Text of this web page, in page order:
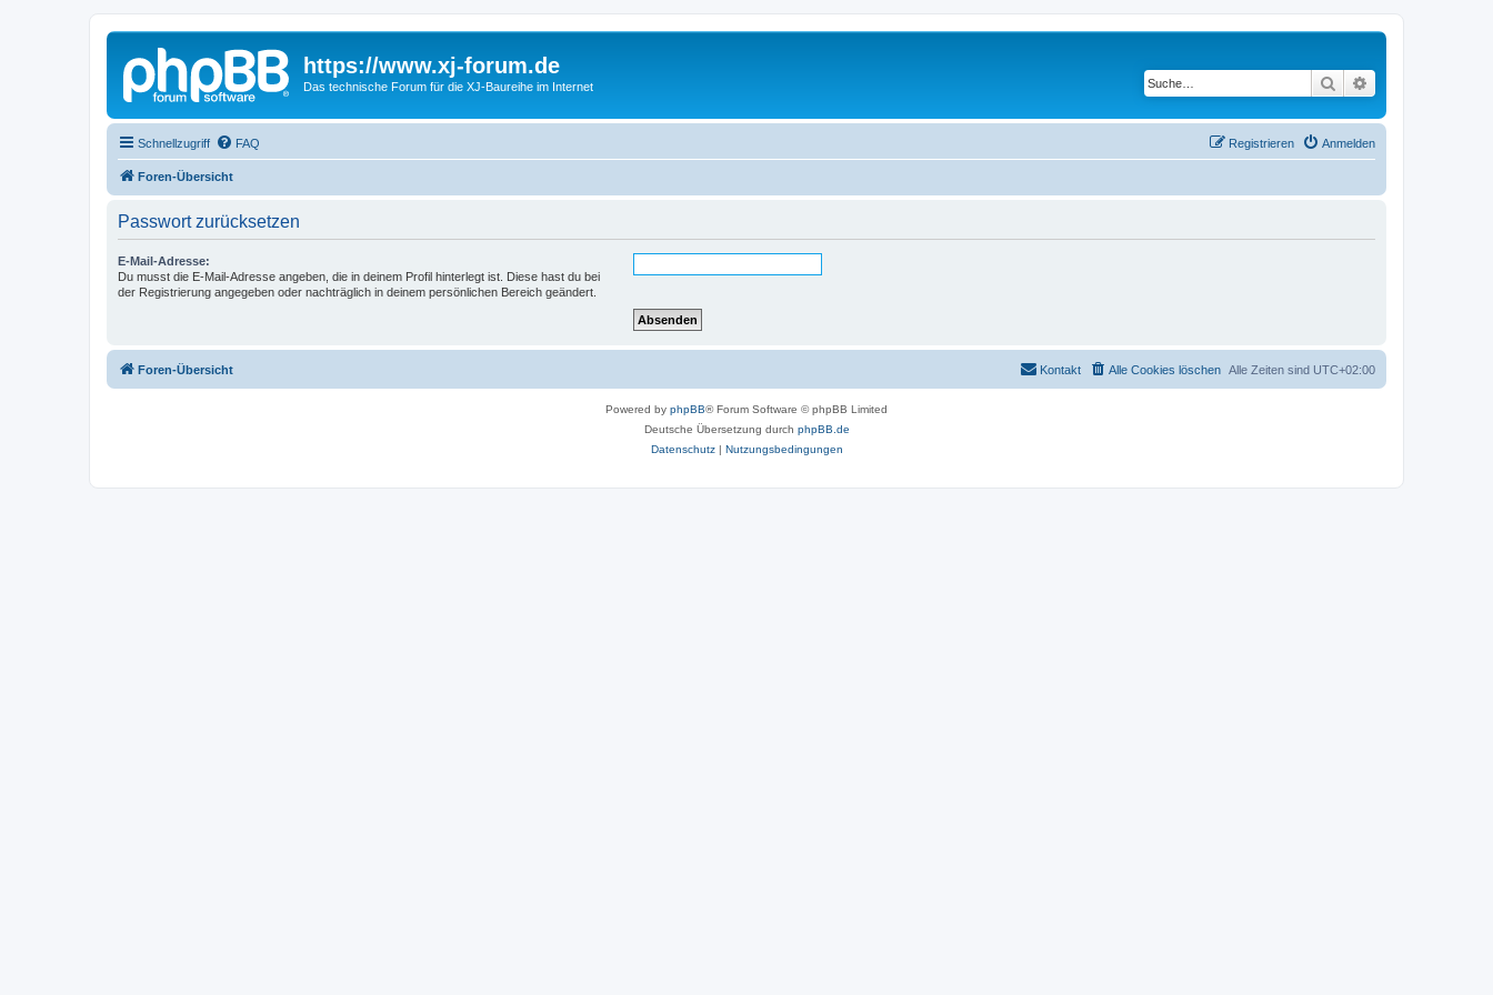
https://www.xj-forum.de
Das technische Forum für die XJ-Baureihe im Internet Suche
Schnellzugriff FAQ Anmelden
Registrieren
Foren-Übersicht
Passwort zurücksetzen
E-Mail-Adresse:
Du musst die E-Mail-Adresse angeben, die in deinem Profil hinterlegt ist. Diese hast du bei
der Registrierung angegeben oder nachträglich in deinem persönlichen Bereich geändert.
Foren-Übersicht Alle Zeiten sind UTC+02:00
Alle Cookies löschen
Kontakt
Powered by phpBB® Forum Software © phpBB Limited
Deutsche Übersetzung durch phpBB.de
Datenschutz| Nutzungsbedingungen